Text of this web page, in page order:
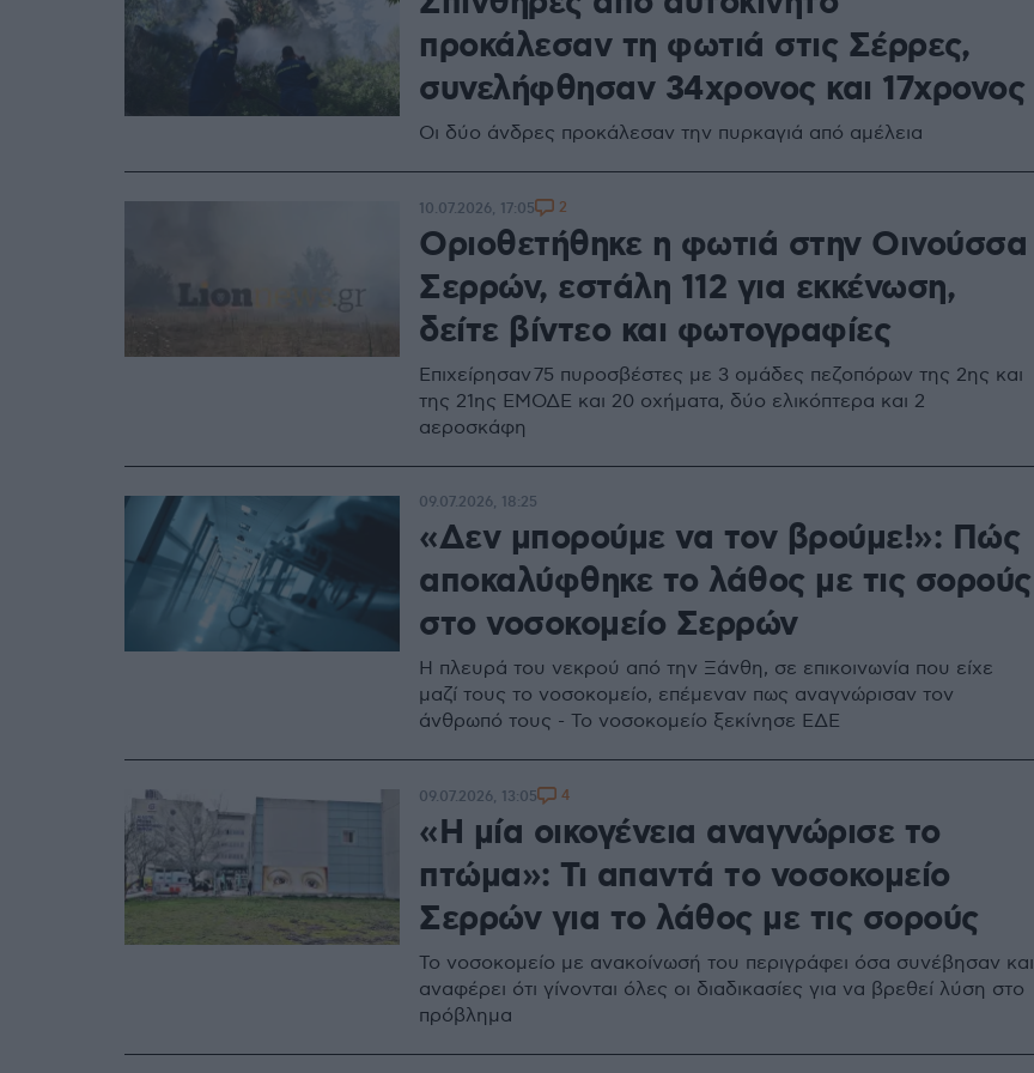
προκάλεσαν τη φωτιά στις Σέρρες,
συνελήφθησαν 34χρονος και 17χρονος
Οι δύο άνδρες προκάλεσαν την πυρκαγιά από αμέλεια
Οριοθετήθηκε η φωτιά στην Οινούσσα
Σερρών, εστάλη 112 για εκκένωση,
δείτε βίντεο και φωτογραφίες
Επιχείρησαν 75 πυροσβέστες με 3 ομάδες πεζοπόρων της 2ης και
της 21ης ΕΜΟΔΕ και 20 οχήματα, δύο ελικόπτερα και 2
αεροσκάφη
10.07.2026, 17:05 2
«Δεν μπορούμε να τον βρούμε!»: Πώς
αποκαλύφθηκε το λάθος με τις σορούς
στο νοσοκομείο Σερρών
Η πλευρά του νεκρού από την Ξάνθη, σε επικοινωνία που είχε
μαζί τους το νοσοκομείο, επέμεναν πως αναγνώρισαν τον
άνθρωπό τους - Το νοσοκομείο ξεκίνησε ΕΔΕ
09.07.2026, 18:25
«Η μία οικογένεια αναγνώρισε το
πτώμα»: Τι απαντά το νοσοκομείο
Σερρών για το λάθος με τις σορούς
Το νοσοκομείο με ανακοίνωσή του περιγράφει όσα συνέβησαν και
αναφέρει ότι γίνονται όλες οι διαδικασίες για να βρεθεί λύση στο
πρόβλημα
09.07.2026, 13:05 4